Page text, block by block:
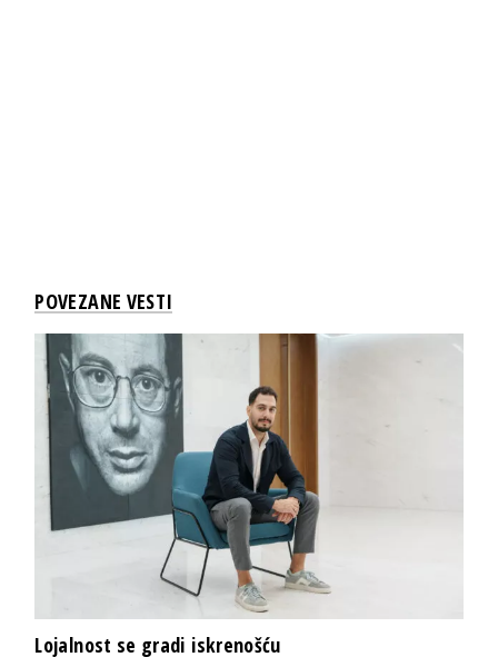
POVEZANE VESTI
Lojalnost se gradi iskrenošću